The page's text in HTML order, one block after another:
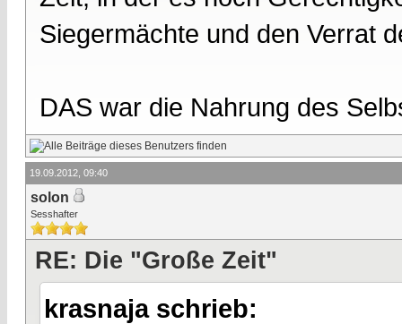
Siegermächte und den Verrat
DAS war die Nahrung des
19.09.2012, 09:40
solon
Sesshafter
RE: Die "Große Zeit"
krasnaja schrieb: